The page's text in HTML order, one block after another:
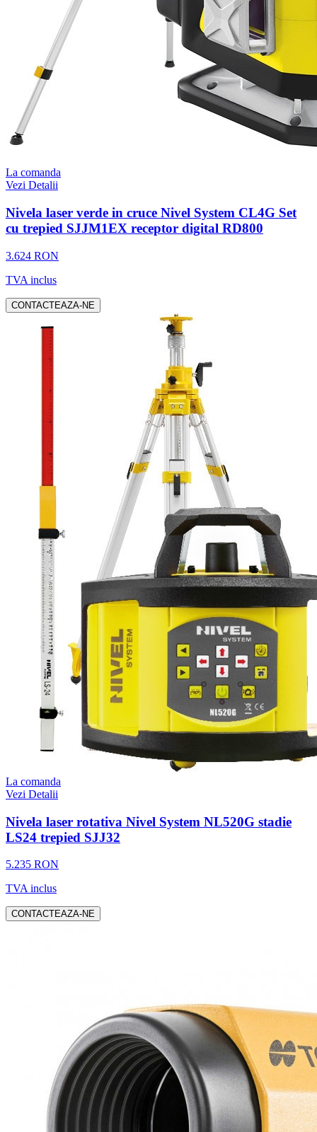
La comanda
Vezi Detalii
Nivela laser verde in cruce Nivel System CL4G Set
cu trepied SJJM1EX receptor digital RD800
3.624 RON
TVA inclus
CONTACTEAZA-NE
La comanda
Vezi Detalii
Nivela laser rotativa Nivel System NL520G stadie
LS24 trepied SJJ32
5.235 RON
TVA inclus
CONTACTEAZA-NE